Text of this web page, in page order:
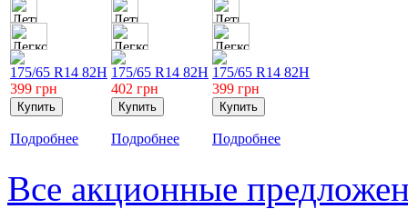
175/65 R14 82H
399 грн
Подробнее
175/65 R14 82H
402 грн
Подробнее
175/65 R14 82H
399 грн
Подробнее
Все акционные